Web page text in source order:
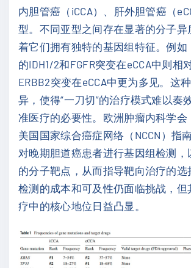
内胆管癌（iCCA）、肝外胆管癌（
型。不同亚型之间存在显著的分子异
着它们拥有独特的基因组特征。例如
的IDH1/2和FGFR突变在eCCA中则相
ERBB2突变在eCCA中更为多见。这
异，使得“一刀切”的治疗模式难以奏
准医疗的必要性。欧洲肿瘤内科学会
美国国家综合癌症网络（NCCN）指
对晚期胆道癌患者进行基因组检测，
的分子靶点，从而指导靶向治疗的选
检测的成本和可及性仍面临挑战，但
疗中的核心地位日益凸显。